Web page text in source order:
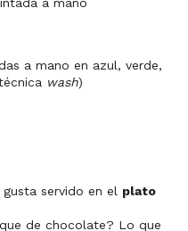
a mano en azul, verde,
wash)
servido en el plato
de chocolate? Lo que